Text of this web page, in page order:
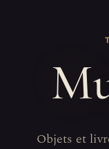
Objets et